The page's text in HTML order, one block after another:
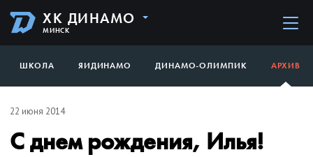
ХК ДИНАМО
МИНСК
ШКОЛА ЯИДИНАМО ДИНАМО-ОЛИМПИК АРХИВ
22 июня 2014
С днем рождения, Илья!